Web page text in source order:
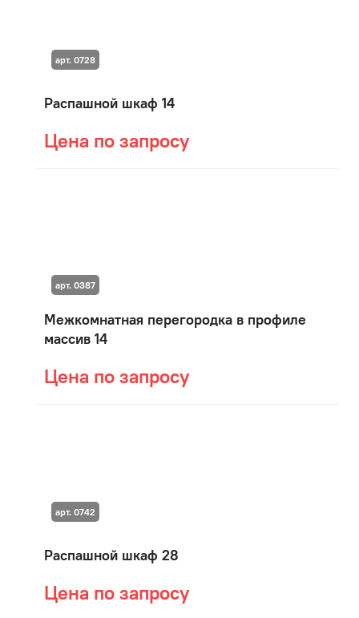
Распашной шкаф 14
Цена по запросу
арт. 0728
Межкомнатная перегородка в профиле
массив 14
Цена по запросу
арт. 0387
Распашной шкаф 28
Цена по запросу
арт. 0742